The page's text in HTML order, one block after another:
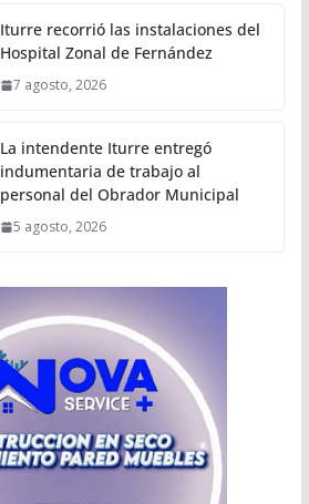
Iturre recorrió las instalaciones del
Hospital Zonal de Fernández
7 agosto, 2026
La intendente Iturre entregó
indumentaria de trabajo al
personal del Obrador Municipal
5 agosto, 2026